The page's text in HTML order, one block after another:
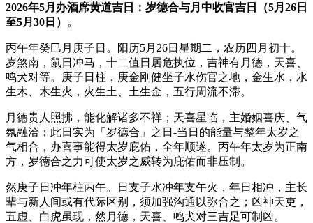
2026年5月办酒席黄道吉日：岁德合与月中收官吉日（5月26日
至5月30日）
。
丙午年癸巳月庚子日。阳历5月26日星期二，农历四月初十。
岁煞南，鼠日冲马，十二值日居危执位，吉神有月德，天喜、
鸣犬对等。庚子日柱，庚金刚健坐子水伤官之地，金生水，水
生木、木生火，火生土、土生金，五行周流不滞。
月德贵人照拂，能化解诸多不祥；天喜星临，主婚姻喜庆、气
氛融洽；此日实为「岁德合」之日-当日的能量与整年太岁之
气相合，办喜事能得太岁庇佑，全年顺遂。丙午年太岁为正南
方，岁德合之力可使太岁之威转为庇佑而非压制。
然庚子日冲年柱丙午。日支子水冲年支午火，年日相冲，主长
辈与新人间或有代际区别，须加强沟通以弥合之；凶神天吏，
五虚、白虎虽现，然月德，天喜、鸣犬对三吉足可制凶。